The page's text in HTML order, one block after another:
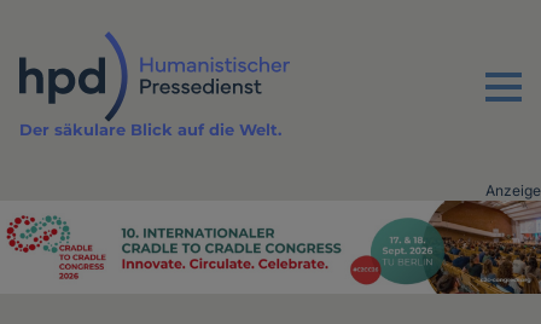
Inhalt
Menu
Der säkulare Blick auf die Welt.
Advertising
Anzeige